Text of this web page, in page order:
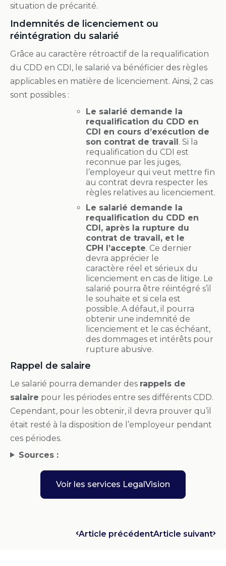
situation de précarité.
Indemnités de licenciement ou
réintégration du salarié
Grâce au caractère rétroactif de la requalification
du CDD en CDI, le salarié va bénéficier des règles
applicables en matière de licenciement. Ainsi, 2 cas
sont possibles :
Le salarié demande la
requalification du CDD en
CDI en cours d’exécution de
son contrat de travail. Si la
requalification du CDI est
reconnue par les juges,
l’employeur qui veut mettre fin
au contrat devra respecter les
règles relatives au licenciement.
Le salarié demande la
requalification du CDD en
CDI, après la rupture du
contrat de travail, et le
CPH l’accepte. Ce dernier
devra apprécier le
caractère réel et sérieux du
licenciement en cas de litige. Le
salarié pourra être réintégré s’il
le souhaite et si cela est
possible. A défaut, il pourra
obtenir une indemnité de
licenciement et le cas échéant,
des dommages et intérêts pour
rupture abusive.
Rappel de salaire
Le salarié pourra demander des rappels de
salaire pour les périodes entre ses différents CDD.
Cependant, pour les obtenir, il devra prouver qu’il
était resté à la disposition de l’employeur pendant
ces périodes.
Sources :
Voir les services LegalVision
Article précédentArticle suivant